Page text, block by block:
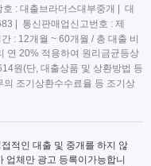
: 대출브라더스대부중개 | 대
| 통신판매업신고번호 : 제
: 12개월 ~ 60개월 / 총 대출 비
연 20% 적용하여 원리금균등상
원(단, 대출상품 및 상환방법 등
조기상환수수료율 등 조기상
적인 대출 및 중개를 하지 않
업체만 광고 등록이가능합니